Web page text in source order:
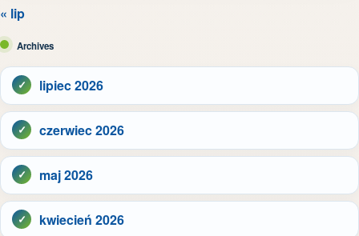
« lip
Archives
lipiec 2026
czerwiec 2026
maj 2026
kwiecień 2026